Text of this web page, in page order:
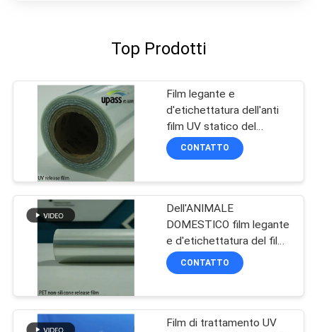
Top Prodotti
Film legante e
d'etichettatura dell'anti
film UV statico del
rilascio dell'ANIMALE
DOMESTICO di
CONTATTO
Dell'ANIMALE
DOMESTICO film legante
e d'etichettatura del film
del rilascio del silicone
non di applicazione
CONTATTO
Film di trattamento UV